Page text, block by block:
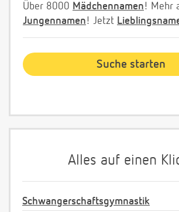
Über 8000 Mädchennamen! Mehr
Jungennamen! Jetzt
Alles auf einen
Schwangerschaftsgymnastik